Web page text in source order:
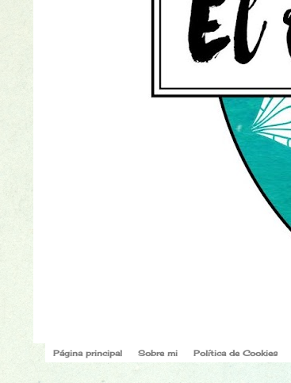
Página principal Sobre mi Política de Cookies